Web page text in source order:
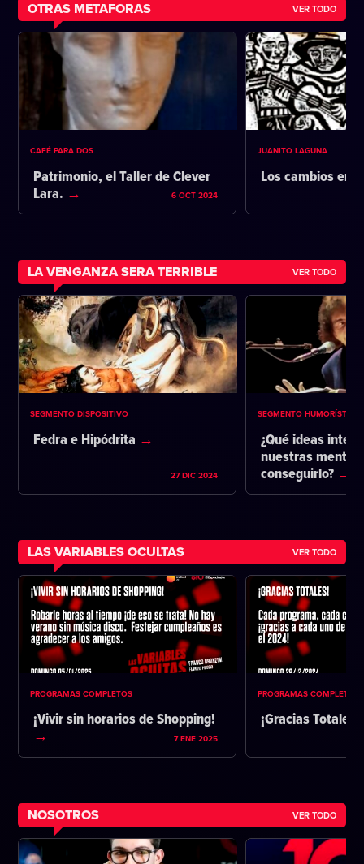
OTRAS METAFORAS VER TODO
CAFÉ PARA DOS
Patrimonio, el Taller de Clever
Lara.
6 OCT 2024
JUANITO LAGUNA
Los cambios en
LA VENGANZA SERA TERRIBLE VER TODO
SEGMENTO DISPOSITIVO
Fedra e Hipódrita
27 DIC 2024
SEGMENTO HUMORÍSTICO
¿Qué ideas
nuestras mentes
conseguirlo?
LAS VARIABLES OCULTAS VER TODO
PROGRAMAS COMPLETOS
¡Vivir sin horarios de Shopping!
7 ENE 2025
PROGRAMAS COMPLETOS
¡Gracias
NOSOTROS VER TODO